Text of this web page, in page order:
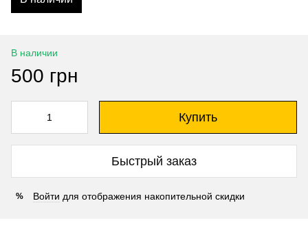
В наличии
500 грн
Купить
Быстрый заказ
% Войти для отображения накопительной скидки